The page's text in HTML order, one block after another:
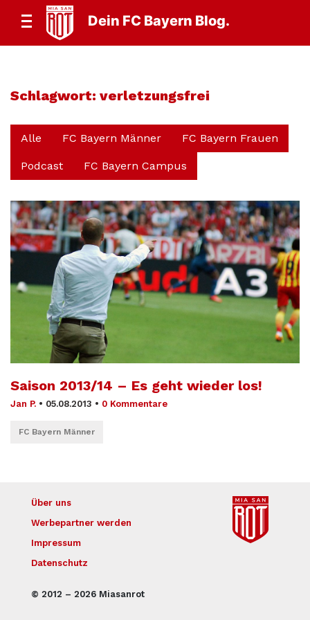
Dein FC Bayern Blog.
Schlagwort: verletzungsfrei
Alle FC Bayern Männer FC Bayern Frauen
Podcast FC Bayern Campus
Saison 2013/14 – Es geht wieder los!
Jan P. • 05.08.2013 • 0 Kommentare
FC Bayern Männer
© 2012 – 2026 Miasanrot
Über uns
Werbepartner werden
Impressum
Datenschutz